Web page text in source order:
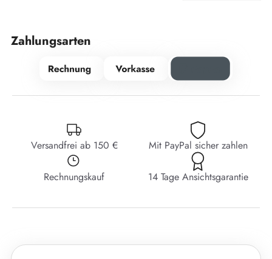
Zahlungsarten
Versandfrei ab 150 € Mit PayPal sicher zahlen
Rechnungskauf 14 Tage Ansichtsgarantie